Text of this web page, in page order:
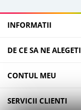
INFORMATII
DE CE SA NE ALEGETI
CONTUL MEU
SERVICII CLIENTI